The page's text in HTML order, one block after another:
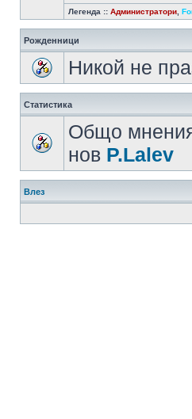
Легенда :: Администратори
Рожденници
Никой не
Статистика
Общо
нов P.Lalev
Влез